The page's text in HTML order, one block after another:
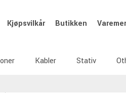
Kjøpsvilkår Butikken
Kabler Stativ